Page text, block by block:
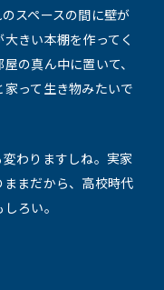
スペースの間に壁が
きい本棚を作ってく
の真ん中に置いて、
って生き物みたいで
わりますしね。実家
まだから、高校時代
ろい。